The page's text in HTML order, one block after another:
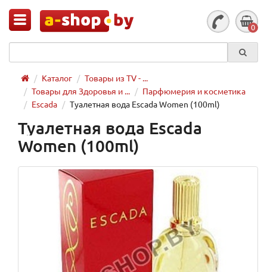
0
Каталог
Товары из TV - ...
Товары для Здоровья и ...
Парфюмерия и косметика
Escada
Туалетная вода Escada Women (100ml)
Туалетная вода Escada
Women (100ml)